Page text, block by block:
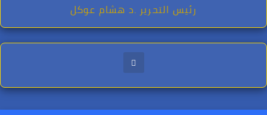
رئيس التحرير .د هشام عوكل